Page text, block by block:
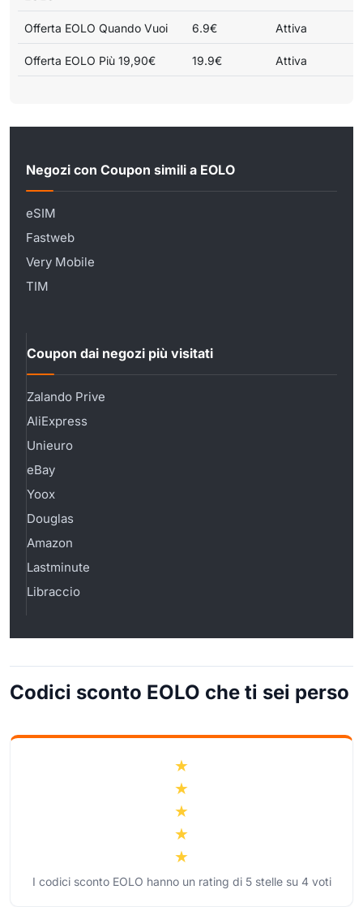
Offerta EOLO Quando Vuoi 6.9€ Attiva
Offerta EOLO Più 19,90€ 19.9€ Attiva
Negozi con Coupon simili a EOLO
eSIM
Fastweb
Very Mobile
TIM
Coupon dai negozi più visitati
Zalando Prive
AliExpress
Unieuro
eBay
Yoox
Douglas
Amazon
Lastminute
Libraccio
Codici sconto EOLO che ti sei perso
I codici sconto EOLO hanno un rating di 5stelle su 4voti